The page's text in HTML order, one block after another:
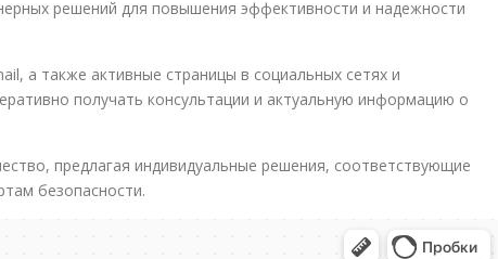
решений для повышения эффективности и надежности
а также активные страницы в социальных сетях и
получать консультации и актуальную информацию о
предлагая индивидуальные решения, соответствующие
безопасности.